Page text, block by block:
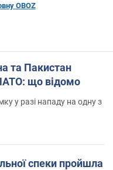
OBOZ
та Пакистан
що відомо
у разі нападу на одну з
спеки пройшла